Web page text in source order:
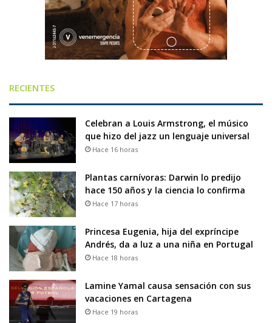
RECIENTES
Celebran a Louis Armstrong, el músico
que hizo del jazz un lenguaje universal
Hace 16 horas
Plantas carnívoras: Darwin lo predijo
hace 150 años y la ciencia lo confirma
Hace 17 horas
Princesa Eugenia, hija del expríncipe
Andrés, da a luz a una niña en Portugal
Hace 18 horas
Lamine Yamal causa sensación con sus
vacaciones en Cartagena
Hace 19 horas